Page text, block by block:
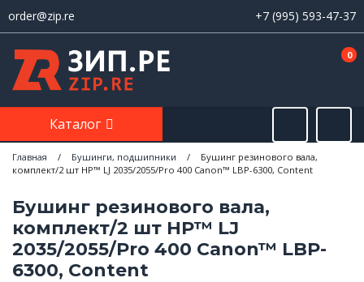
order@zip.re +7 (995) 593-47-37
0
Каталог
Главная / Бушинги, подшипники /
Бушинг резинового вала,
комплект/2 шт HP™ LJ 2035/2055/Pro 400 Canon™ LBP-6300, Content
Бушинг резинового вала,
комплект/2 шт HP™ LJ
2035/2055/Pro 400 Canon™ LBP-
6300, Content